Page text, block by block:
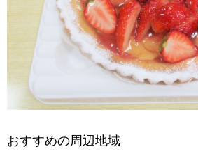
おすすめの周辺地域